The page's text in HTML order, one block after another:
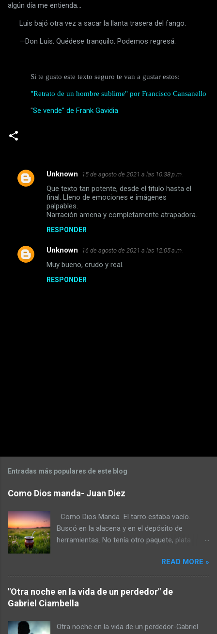
algún día me entienda...
Luis bajó otra vez a sacar la llanta trasera del fango.
—Don Luis. Quédese tranquilo. Podemos regresá.
Si te gusto este texto seguro te van a gustar estos:
"Retrato de un hombre sublime" por Francisco Cansanello
"Se vende" de Frank Gavidia
C
t
a
Unknown 15 de agosto de 2021 a las 10:38 p.m.
Que texto tan potente, desde el titulo hasta el
final. Lleno de emociones e imágenes
palpables.
Narración amena y completamente atrapadora.
RESPONDER
Unknown 16 de agosto de 2021 a las 12:05 a.m.
Muy bueno, crudo y real.
RESPONDER
l
a
u
n
c
o
m
t
r
i
Entradas más populares de este blog
Como Dios manda- Juan Diez
Como Dios Manda El tarro estaba vacío.
Buscó en la alacena y en el depósito de
herramientas. No tenía otro paquete, plata
en el gallinero había más gastos que huevos.
No iba a caminar hasta lo de don Toro para
pedir a esa hora. No fuera cosa que lo recibiera
a escopetazos pensando que era un ladrón.
READ MORE »
"Otra noche en la vida de un perdedor" de
Gabriel Ciambella
Otra noche en la vida de un perdedor-Gabriel